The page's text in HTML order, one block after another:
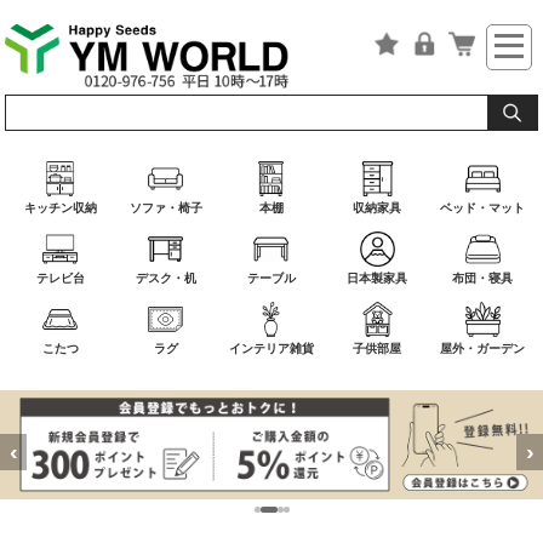
キッチン収納 ソファ・椅子 本棚 収納家具 ベッド・マット
テレビ台 デスク・机 テーブル 日本製家具 布団・寝具
こたつ ラグ インテリア雑貨 子供部屋 屋外・ガーデン
‹ ›